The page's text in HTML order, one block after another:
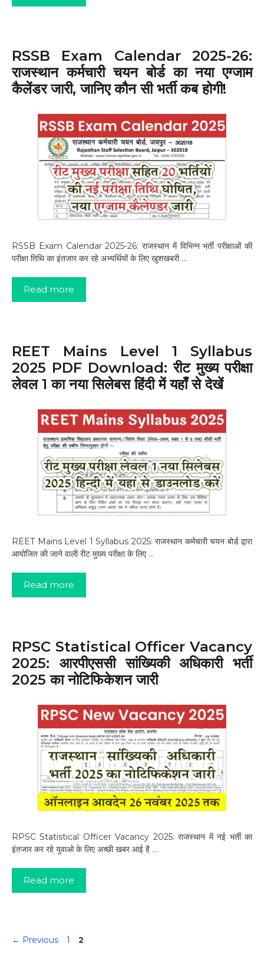
RSSB Exam Calendar 2025-26:
राजस्थान कर्मचारी चयन बोर्ड का नया एग्जाम
कैलेंडर जारी, जानिए कौन सी भर्ती कब होगी!
RSSB Exam Calendar 2025-26: राजस्थान में विभिन्न भर्ती परीक्षाओं की
परीक्षा तिथि का इंतजार कर रहे अभ्यर्थियों के लिए खुशखबरी …
Read more
REET Mains Level 1 Syllabus
2025 PDF Download: रीट मुख्य परीक्षा
लेवल 1 का नया सिलेबस हिंदी में यहाँ से देखें
REET Mains Level 1 Syllabus 2025: राजस्थान कर्मचारी चयन बोर्ड द्वारा
आयोजित की जाने वाली रीट मुख्य परीक्षा के लिए …
Read more
RPSC Statistical Officer Vacancy
2025: आरपीएससी सांख्यिकी अधिकारी भर्ती
2025 का नोटिफिकेशन जारी
RPSC Statistical Officer Vacancy 2025: राजस्थान में नई भर्ती का
इंतजार कर रहे युवाओ के लिए अच्छी खबर आई है …
Read more
← Previous Page
1 Page
2